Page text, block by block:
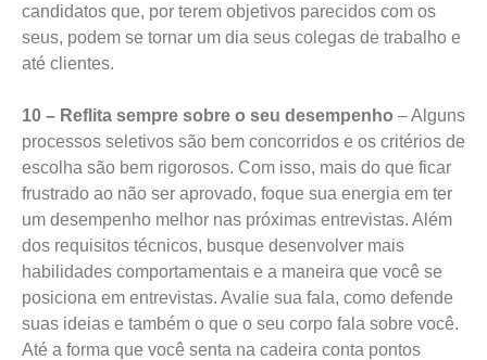
candidatos que, por terem objetivos parecidos com os
seus, podem se tornar um dia seus colegas de trabalho e
até clientes.
10 – Reflita sempre sobre o seu desempenho – Alguns
processos seletivos são bem concorridos e os critérios de
escolha são bem rigorosos. Com isso, mais do que ficar
frustrado ao não ser aprovado, foque sua energia em ter
um desempenho melhor nas próximas entrevistas. Além
dos requisitos técnicos, busque desenvolver mais
habilidades comportamentais e a maneira que você se
posiciona em entrevistas. Avalie sua fala, como defende
suas ideias e também o que o seu corpo fala sobre você.
Até a forma que você senta na cadeira conta pontos